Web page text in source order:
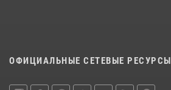
ОФИЦИАЛЬНЫЕ СЕТЕВЫЕ РЕСУРСЫ